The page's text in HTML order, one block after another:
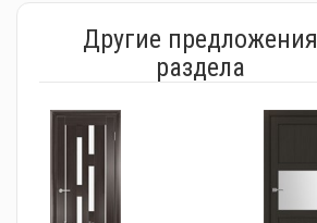
Другие предложения
раздела